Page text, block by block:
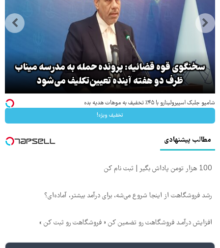
سخنگوی قوه قضائیه: پرونده حمله به مدرسه میناب
ظرف دو هفته آینده تعیین‌تکلیف می‌شود
شامپو جلبک اسپیرولینارو با ۴۵٪ تخفیف به موهات هدیه بده
تخفیف ویژه!
مطالب پیشنهادی
100 هزار تومن پاداش بگیر | ثبت نام کن
رشد فروشگاهت از اینجا شروع می‌شه، برای درآمد بیشتر، آماده‌ای؟
افزایش درآمـد فروشگاهت رو تضمین کن « فروشگاهت رو ثبت کن »